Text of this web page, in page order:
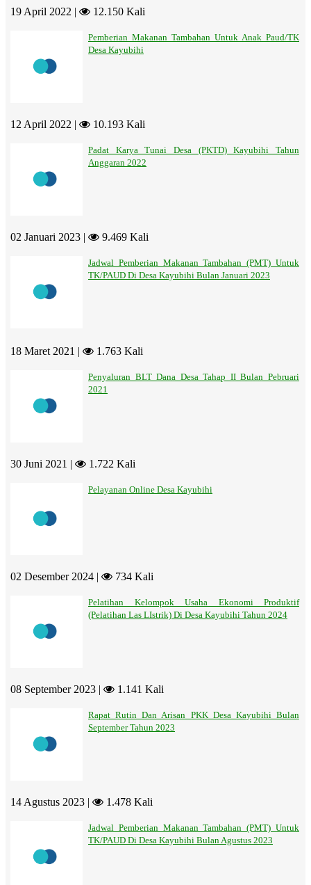
19 April 2022 | 12.150 Kali
Pemberian Makanan Tambahan Untuk Anak Paud/TK
Desa Kayubihi
12 April 2022 | 10.193 Kali
Padat Karya Tunai Desa (PKTD) Kayubihi Tahun
Anggaran 2022
02 Januari 2023 | 9.469 Kali
Jadwal Pemberian Makanan Tambahan (PMT) Untuk
TK/PAUD Di Desa Kayubihi Bulan Januari 2023
18 Maret 2021 | 1.763 Kali
Penyaluran BLT Dana Desa Tahap II Bulan Pebruari
2021
30 Juni 2021 | 1.722 Kali
Pelayanan Online Desa Kayubihi
02 Desember 2024 | 734 Kali
Pelatihan Kelompok Usaha Ekonomi Produktif
(Pelatihan Las LIstrik) Di Desa Kayubihi Tahun 2024
08 September 2023 | 1.141 Kali
Rapat Rutin Dan Arisan PKK Desa Kayubihi Bulan
September Tahun 2023
14 Agustus 2023 | 1.478 Kali
Jadwal Pemberian Makanan Tambahan (PMT) Untuk
TK/PAUD Di Desa Kayubihi Bulan Agustus 2023